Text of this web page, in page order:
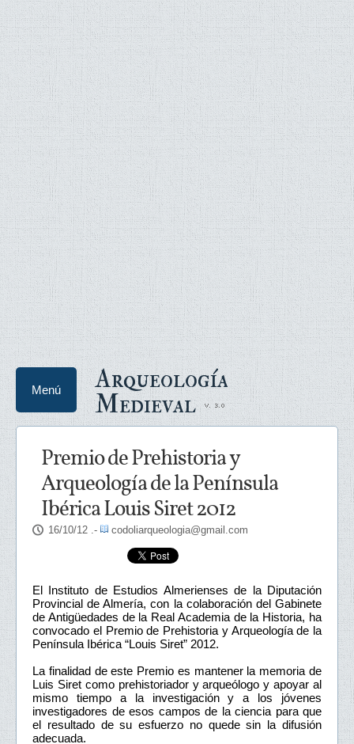
Arqueología
Medieval
Menú
Premio de Prehistoria y
Arqueología de la Península
Ibérica Louis Siret 2012
16/10/12 .- codoliarqueologia@gmail.com
El Instituto de Estudios Almerienses de la Diputación
Provincial de Almería, con la colaboración del Gabinete
de Antigüedades de la Real Academia de la Historia, ha
convocado el Premio de Prehistoria y Arqueología de la
Península Ibérica “Louis Siret” 2012.
La finalidad de este Premio es mantener la memoria de
Luis Siret como prehistoriador y arqueólogo y apoyar al
mismo tiempo a la investigación y a los jóvenes
investigadores de esos campos de la ciencia para que
el resultado de su esfuerzo no quede sin la difusión
adecuada.